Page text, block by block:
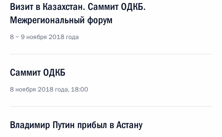
Визит в Казахстан. Саммит ОДКБ.
Межрегиональный форум
8 − 9 ноября 2018 года
Саммит ОДКБ
8 ноября 2018 года, 18:00
Владимир Путин прибыл в Астану